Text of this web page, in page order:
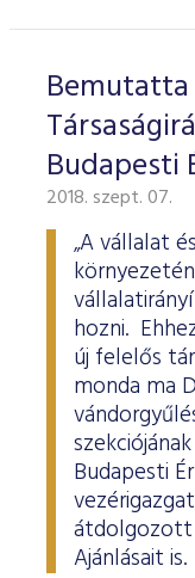
Budapesti
2018. szept. 07.
„A vállalat
hozni.
új felelős
monda ma
Budapesti
átdolgozott
Ajánlásait is.